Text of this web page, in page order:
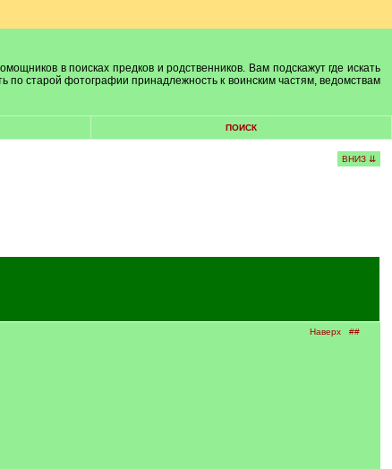
в поисках предков и родственников. Вам подскажут где искать
по старой фотографии принадлежность к воинским частям, ведомствам
ПОИСК
ВНИЗ ⇊
Наверх ##